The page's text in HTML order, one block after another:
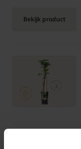
Bekijk product